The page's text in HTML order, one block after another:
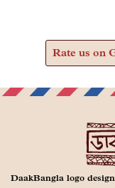
Rate us on
DaakBangla logo